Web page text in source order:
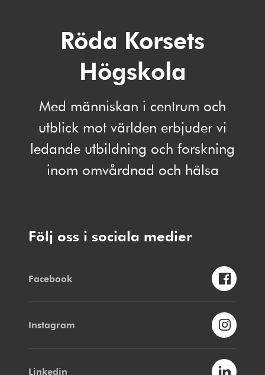
Röda Korsets
Högskola
Med människan i centrum och
utblick mot världen erbjuder vi
ledande utbildning och forskning
inom omvårdnad och hälsa
Följ oss i sociala medier
Facebook
Instagram
Linkedin